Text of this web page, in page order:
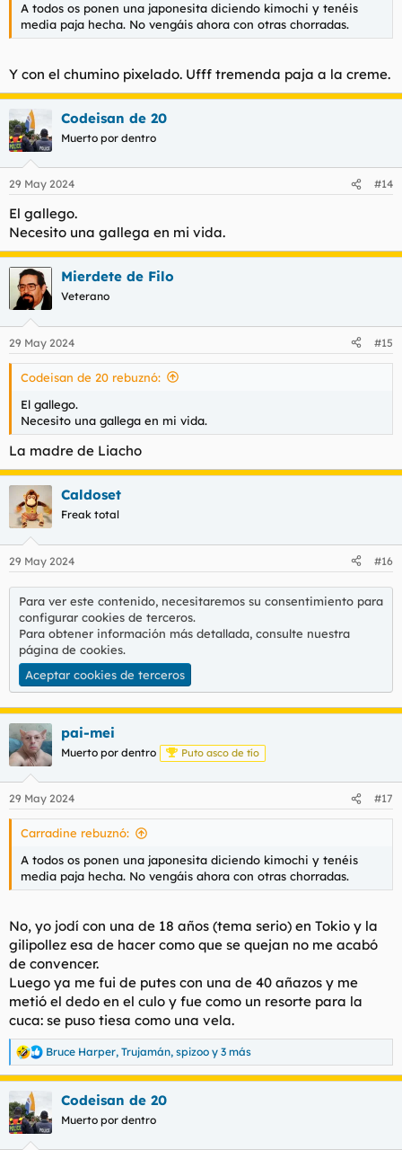
A todos os ponen una japonesita diciendo kimochi y tenéis
media paja hecha. No vengáis ahora con otras chorradas.
Y con el chumino pixelado. Ufff tremenda paja a la creme.
Codeisan de 20
Muerto por dentro
29 May 2024 #14
El gallego.
Necesito una gallega en mi vida.
Mierdete de Filo
Veterano
29 May 2024 #15
Codeisan de 20 rebuznó:
El gallego.
Necesito una gallega en mi vida.
La madre de Liacho
Caldoset
Freak total
29 May 2024 #16
Para ver este contenido, necesitaremos su consentimiento para
configurar cookies de terceros.
Para obtener información más detallada, consulte nuestra
página de cookies.
Aceptar cookies de terceros
pai-mei
Muerto por dentro Puto asco de tío
29 May 2024 #17
Carradine rebuznó:
A todos os ponen una japonesita diciendo kimochi y tenéis
media paja hecha. No vengáis ahora con otras chorradas.
No, yo jodí con una de 18 años (tema serio) en Tokio y la
gilipollez esa de hacer como que se quejan no me acabó
de convencer.
Luego ya me fui de putes con una de 40 añazos y me
metió el dedo en el culo y fue como un resorte para la
cuca: se puso tiesa como una vela.
R
e
a
c
c
i
Bruce Harper, Trujamán, spizoo y 3 más
Codeisan de 20
Muerto por dentro